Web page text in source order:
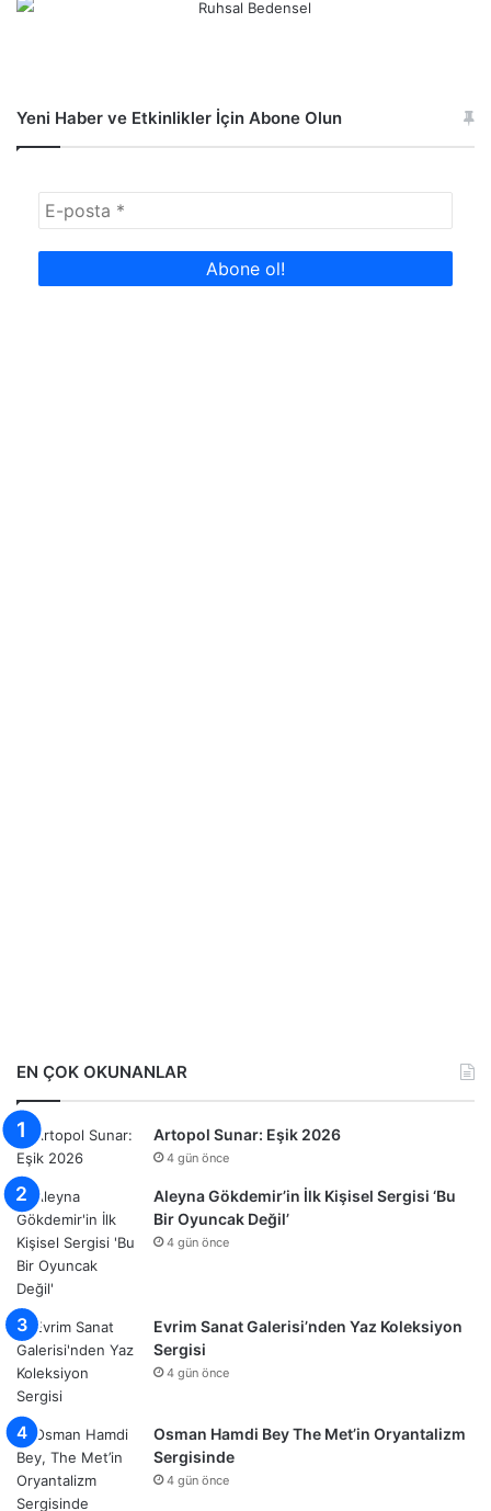
Yeni Haber ve Etkinlikler İçin Abone Olun
EN ÇOK OKUNANLAR
Artopol Sunar: Eşik 2026
4 gün önce
Aleyna Gökdemir’in İlk Kişisel Sergisi ‘Bu
Bir Oyuncak Değil’
4 gün önce
Evrim Sanat Galerisi’nden Yaz Koleksiyon
Sergisi
4 gün önce
Osman Hamdi Bey The Met’in Oryantalizm
Sergisinde
4 gün önce